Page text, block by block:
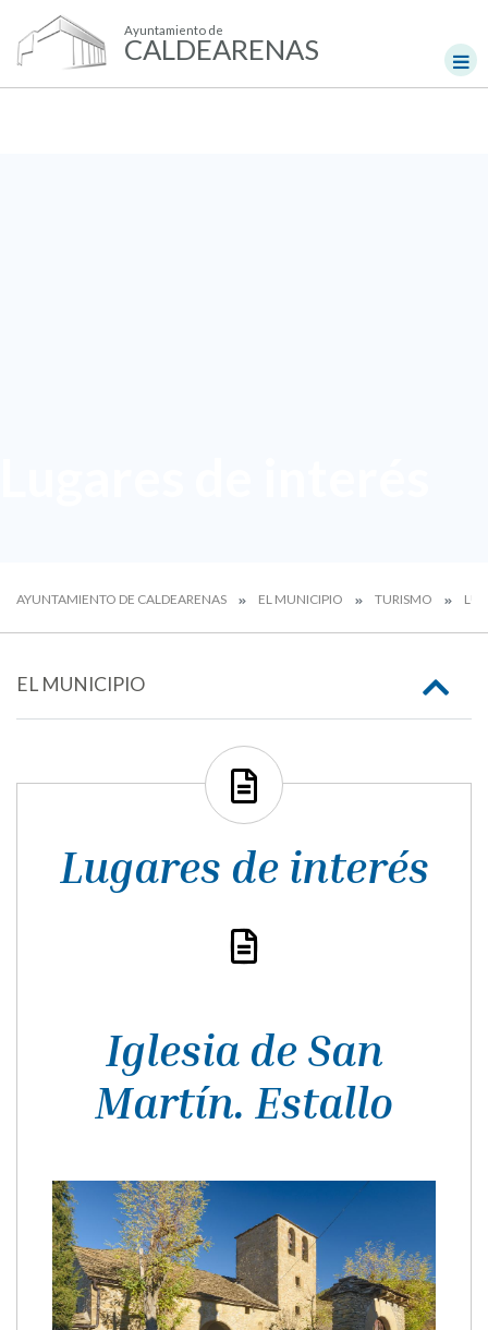
Ayuntamiento de
CALDEARENAS
AYUNTAMIENTO DE CALDEARENAS EL MUNICIPIO TURISMO
EL MUNICIPIO
Lugares de interés
Iglesia de San
Martín. Estallo